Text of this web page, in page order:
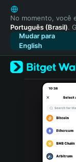
English
日本語
Tiếng Việt
Русский
Español
Türkçe
Italiano
Português (Portugal)
Bahasa Indonesia
No momento, você
Português (Brasil).
Mudar para
English